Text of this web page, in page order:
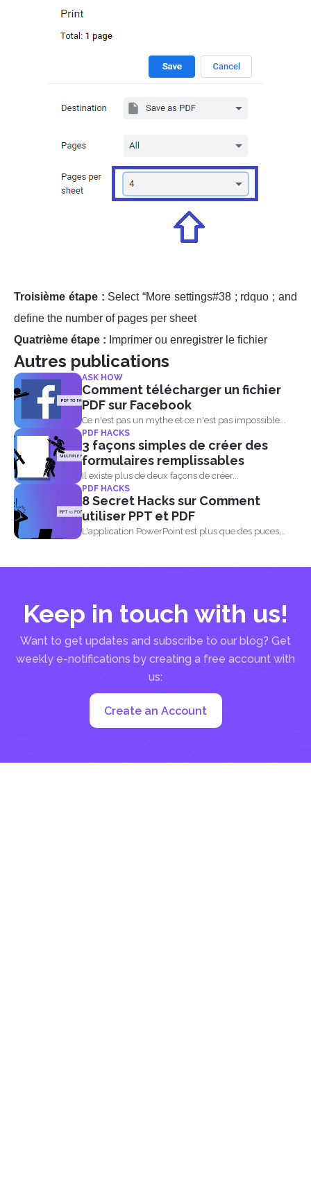
Troisième étape : Select “More settings#38 ; rdquo ; and
define the number of pages per sheet
Quatrième étape : Imprimer ou enregistrer le fichier
Autres publications
ASK HOW
Comment télécharger un fichier
PDF sur Facebook
Ce n'est pas un mythe et ce n'est pas impossible...
PDF HACKS
3 façons simples de créer des
formulaires remplissables
Il existe plus de deux façons de créer...
PDF HACKS
8 Secret Hacks sur Comment
utiliser PPT et PDF
L'application PowerPoint est plus que des puces,
Keep in touch with us!
Want to get updates and subscribe to our blog? Get
weekly e-notifications by creating a free account with
us:
Create an Account